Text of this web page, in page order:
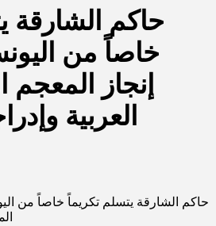
حاكم الشارقة
خاصاً من
إنجاز المعجم
العربية
حاكم الشارقة يتسلم تكريماً خاصاً من